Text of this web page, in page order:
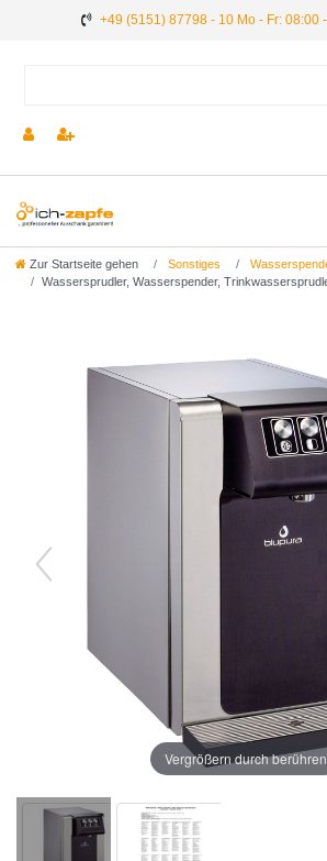
+49 (5151) 87798 - 10 Mo - Fr: 08:00
Zur Startseite gehen Sonstiges
Wassersprudler, Wasserspender,
Vergrößern durch berühren